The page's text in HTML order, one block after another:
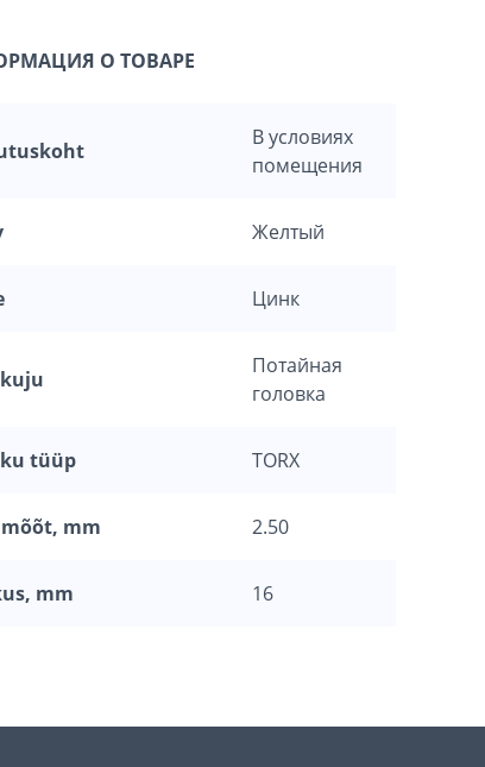
О ТОВАРЕ
В условиях
помещения
Желтый
Цинк
Потайная
головка
tüüp TORX
mm 2.50
mm 16